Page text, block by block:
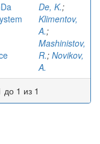
De, K.;
Klimentov,
A.;
Mashinistov,
R.; Novikov,
A.
до 1 из 1